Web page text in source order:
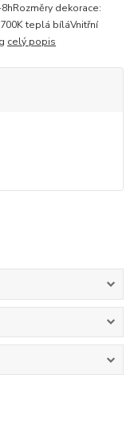
dekorace:
teplá bíláVnitřní
celý popis